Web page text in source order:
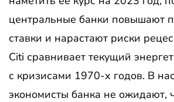
центральные банки повышают
ставки и нарастают риски
Citi сравнивает текущий
с кризисами 1970-х годов. В
экономисты банка не